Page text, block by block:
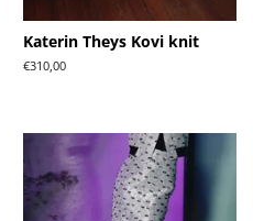
Katerin Theys Kovi knit
Normale
€310,00